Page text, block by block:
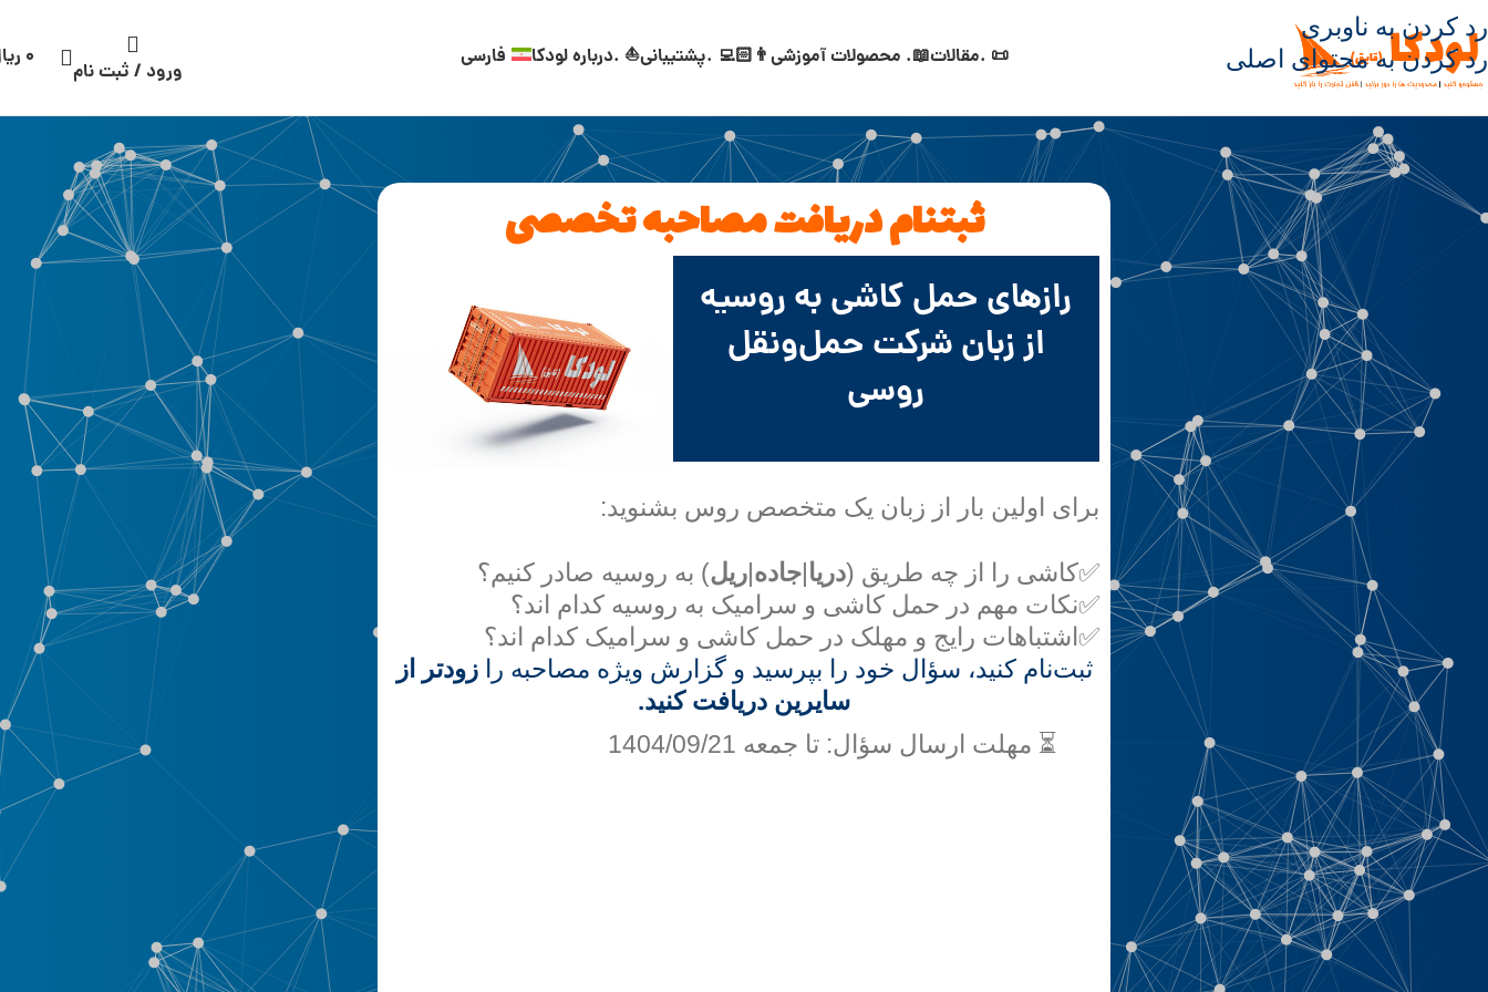
رد کردن به ناوبری
رد کردن به محتوای اصلی
📜 .مقالات📖. محصولات آموزشی👨🏻‍💻 .پشتیبانی⛵ .درباره لودکا فارسی
ورود / ثبت نام
۰
ثبتنام دریافت مصاحبه تخصصی
رازهای حمل کاشی به روسیه
از زبان شرکت حمل‌ونقل
روسی
برای اولین بار از زبان یک متخصص روس بشنوید:
✅کاشی را از چه طریق (دریا|جاده|ریل) به روسیه صادر کنیم؟
✅نکات مهم در حمل کاشی و سرامیک به روسیه کدام اند؟
✅اشتباهات رایج و مهلک در حمل کاشی و سرامیک کدام اند؟
ثبت‌نام کنید، سؤال خود را بپرسید و گزارش ویژه مصاحبه رازودتر از
سایرین دریافت کنید.
⏳ مهلت ارسال سؤال: تا جمعه 1404/09/21